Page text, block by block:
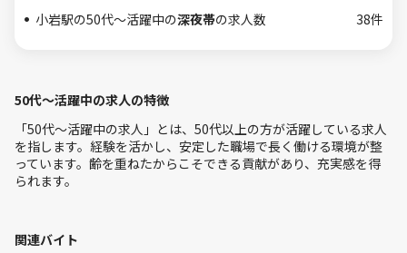
小岩駅の50代～活躍中の深夜帯の求人数 38件
50代～活躍中の求人の特徴
「50代～活躍中の求人」とは、50代以上の方が活躍している求人
を指します。経験を活かし、安定した職場で長く働ける環境が整
っています。齢を重ねたからこそできる貢献があり、充実感を得
られます。
関連バイト